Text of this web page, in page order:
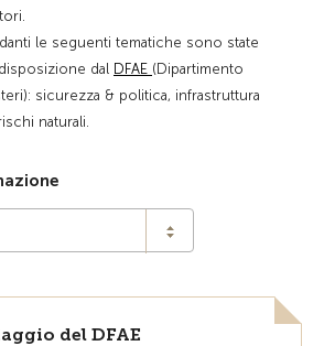
le seguenti tematiche sono state
dal DFAE (Dipartimento
sicurezza & politica, infrastruttura
naturali.
del DFAE